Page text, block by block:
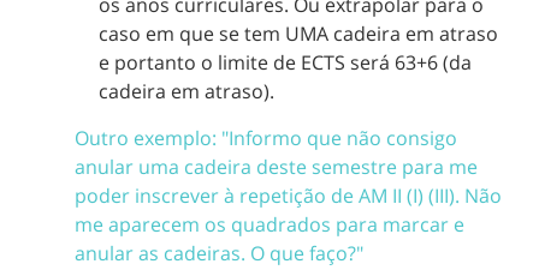
os anos curriculares. Ou extrapolar para o
caso em que se tem UMA cadeira em atraso
e portanto o limite de ECTS será 63+6 (da
cadeira em atraso).
Outro exemplo: "Informo que não consigo
anular uma cadeira deste semestre para me
poder inscrever à repetição de AM II (I) (III). Não
me aparecem os quadrados para marcar e
anular as cadeiras. O que faço?"